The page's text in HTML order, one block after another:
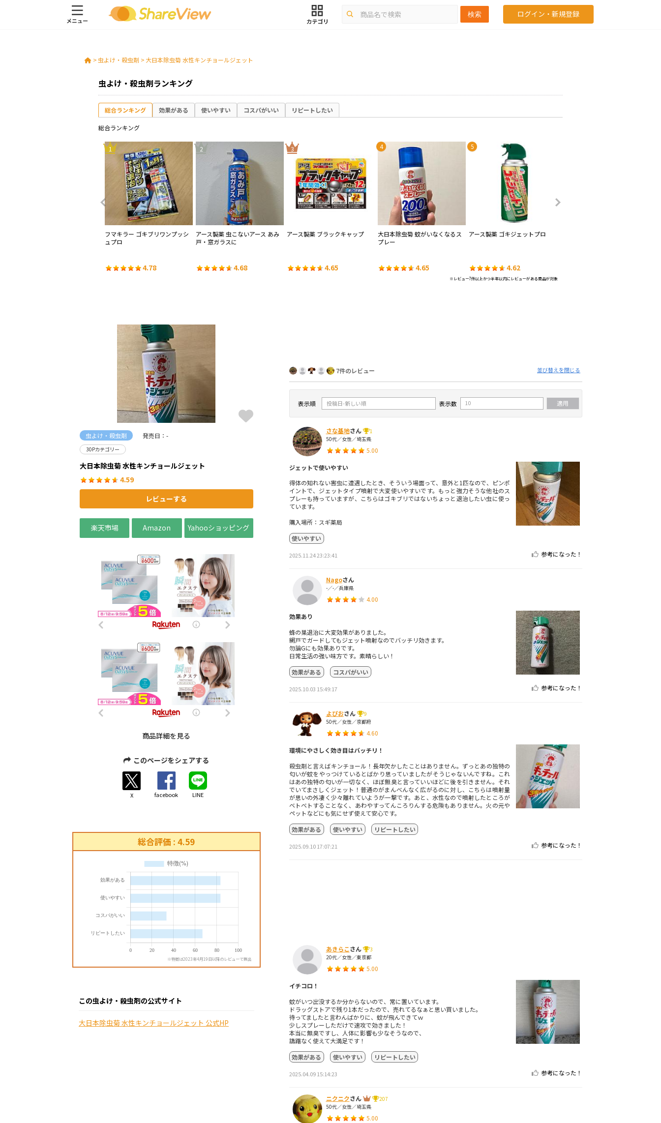
検索 ログイン・新規登録
> 虫よけ・殺虫剤 > 大日本除虫菊 水性キンチョールジェット
虫よけ・殺虫剤ランキング
総合ランキング 効果がある 使いやすい コスパがいい リピートしたい
総合ランキング
1
フマキラー ゴキブリワンプッシ
ュプロ
4.78
2
アース製薬 虫こないアース あみ
戸・窓ガラスに
4.68
3
アース製薬 ブラックキャップ
4.65
4
大日本除虫菊 蚊がいなくなるス
プレー
4.65
5
アース製薬 ゴキジェットプロ
4.62
※レビュー7件以上かつ半年以内にレビューがある商品が対象
虫よけ・殺虫剤 発売日：-
30Pカテゴリー
大日本除虫菊 水性キンチョールジェット
4.59
レビューする
楽天市場 Amazon Yahooショッピング
商品詳細を見る
7件のレビュー 並び替えを閉じる
表示順 表示数
さな基地さん
1
50代／女性／埼玉県
5.00
ジェットで使いやすい
得体の知れない害虫に遭遇したとき、そういう場面って、意外と1匹なので、ピンポ
イントで、ジェットタイプ噴射で大変使いやすいです。もっと強力そうな他社のス
プレーも持っていますが、こちらはゴキブリではないちょっと退治したい虫に使っ
ています。
購入場所：スギ薬局
使いやすい
2025.11.24 23:23:41 参考になった！
Nagoさん
-／-／兵庫県
4.00
効果あり
蜂の巣退治に大変効果がありました。
網戸でガードしてもジェット噴射なのでバッチリ効きます。
勿論Gにも効果ありです。
日常生活の強い味方です。素晴らしい！
効果がある
コスパがいい
2025.10.03 15:49:17 参考になった！
よぴおさん
9
50代／女性／京都府
4.60
環境にやさしく効き目はバッチリ！
殺虫剤と言えばキンチョール！長年欠かしたことはありません。ずっとあの独特の
匂いが蚊をやっつけているとばかり思っていましたがそうじゃないんですね。これ
はあの独特の匂いが一切なく、ほぼ無臭と言っていいほどに後を引きません。それ
でいてまさしくジェット！普通のがまんべんなく広がるのに対し、こちらは噴射量
が思いの外凄く少々離れていようが一撃です。あと、水性なので噴射したところが
ベトベトすることなく、あわやすってんころりんする危険もありません。火の元や
ペットなどにも気にせず使えて安心です。
効果がある
使いやすい リピートしたい
2025.09.10 17:07:21 参考になった！
あきらこさん
3
20代／女性／東京都
5.00
イチコロ！
蚊がいつ出没するか分からないので、常に置いています。
ドラッグストアで残り1本だったので、売れてるなぁと思い買いました。
待ってましたと言わんばかりに、蚊が飛んできてｗ
少しスプレーしただけで速攻で効きました！
本当に無臭ですし、人体に影響も少なそうなので、
躊躇なく使えて大満足です！
効果がある
使いやすい リピートしたい
2025.04.09 15:14:23 参考になった！
ニクニクさん
207
50代／女性／埼玉県
5.00
このページをシェアする
X facebook LINE
総合評価 : 4.59
※特徴は2023年4月19日以降のレビューで算出
この虫よけ・殺虫剤の公式サイト
大日本除虫菊 水性キンチョールジェット 公式HP